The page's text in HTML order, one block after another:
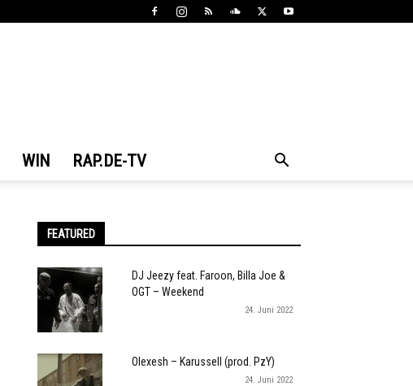
WIN RAP.DE-TV
FEATURED
DJ Jeezy feat. Faroon, Billa Joe &
OGT – Weekend
24. Juni 2022
Olexesh – Karussell (prod. PzY)
24. Juni 2022